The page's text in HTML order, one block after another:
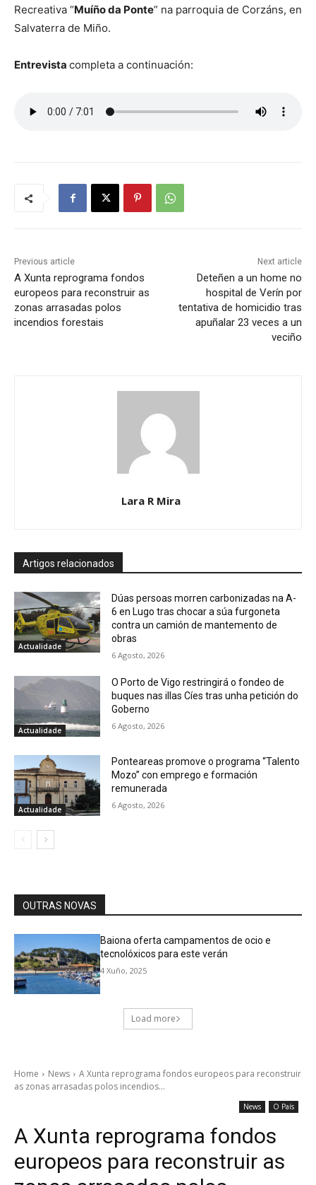
Recreativa “Muíño da Ponte” na parroquia de Corzáns, en
Salvaterra de Miño.
Entrevista completa a continuación:
Previous article
A Xunta reprograma fondos
europeos para reconstruir as
zonas arrasadas polos
incendios forestais
Next article
Deteñen a un home no
hospital de Verín por
tentativa de homicidio tras
apuñalar 23 veces a un
veciño
Lara R Mira
Artigos relacionados
Actualidade
Dúas persoas morren carbonizadas na A-
6 en Lugo tras chocar a súa furgoneta
contra un camión de mantemento de
obras
6 Agosto, 2026
Actualidade
O Porto de Vigo restringirá o fondeo de
buques nas illas Cíes tras unha petición do
Goberno
6 Agosto, 2026
Actualidade
Ponteareas promove o programa “Talento
Mozo” con emprego e formación
remunerada
6 Agosto, 2026
OUTRAS NOVAS
Baiona oferta campamentos de ocio e
tecnolóxicos para este verán
4 Xuño, 2025
Load more